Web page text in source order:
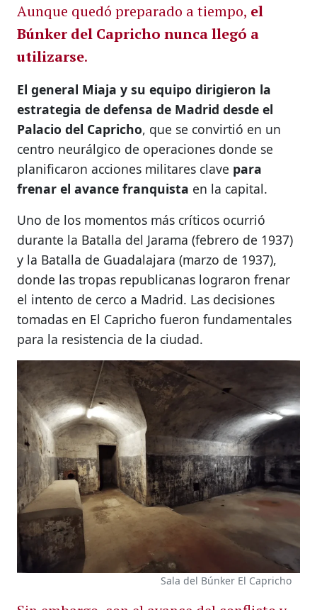
Aunque quedó preparado a tiempo, el
Búnker del Capricho nunca llegó a
utilizarse.
El general Miaja y su equipo dirigieron la
estrategia de defensa de Madrid desde el
Palacio del Capricho, que se convirtió en un
centro neurálgico de operaciones donde se
planificaron acciones militares clave para
frenar el avance franquista en la capital.
Uno de los momentos más críticos ocurrió
durante la Batalla del Jarama (febrero de 1937)
y la Batalla de Guadalajara (marzo de 1937),
donde las tropas republicanas lograron frenar
el intento de cerco a Madrid. Las decisiones
tomadas en El Capricho fueron fundamentales
para la resistencia de la ciudad.
Sala del Búnker El Capricho